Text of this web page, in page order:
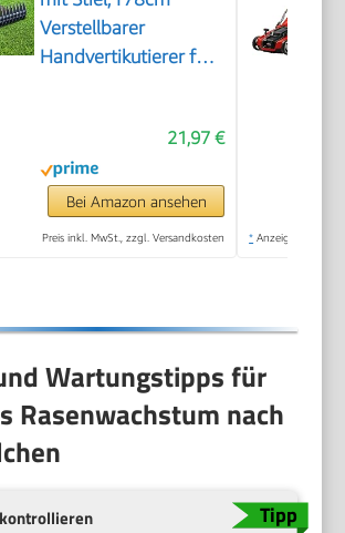
Verstellbarer
Handvertikutierer für
und Hof, 38cm breiter
Schneidrechen zur
Entfernung von
Rasenfilz, Moos und
21,97 €
Bei Amazon ansehen
Preis inkl. MwSt., zzgl. Versandkosten * Anzeige
Wartungstipps für
Rasenwachstum nach